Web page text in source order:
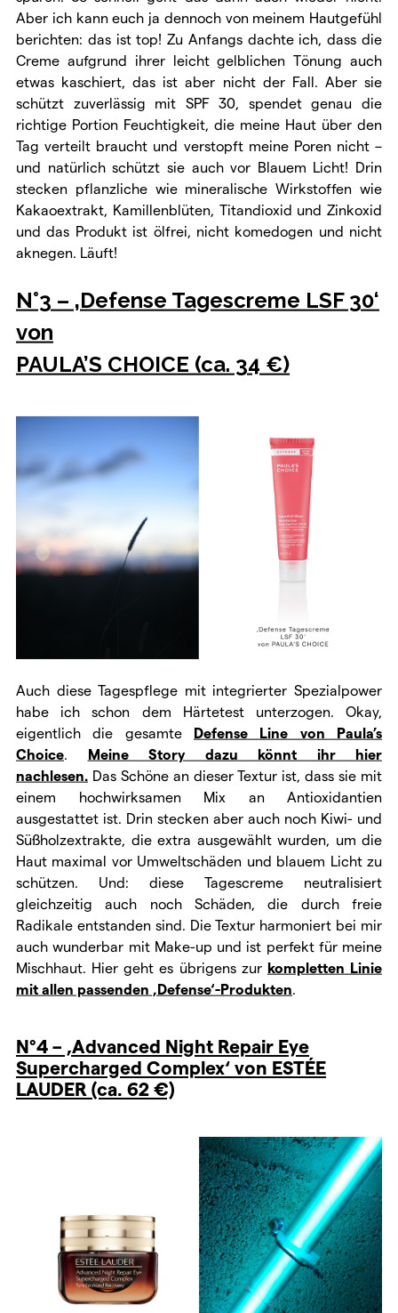
Aber ich kann euch ja dennoch von meinem Hautgefühl
berichten: das ist top! Zu Anfangs dachte ich, dass die
Creme aufgrund ihrer leicht gelblichen Tönung auch
etwas kaschiert, das ist aber nicht der Fall. Aber sie
schützt zuverlässig mit SPF 30, spendet genau die
richtige Portion Feuchtigkeit, die meine Haut über den
Tag verteilt braucht und verstopft meine Poren nicht –
und natürlich schützt sie auch vor Blauem Licht! Drin
stecken pflanzliche wie mineralische Wirkstoffen wie
Kakaoextrakt, Kamillenblüten, Titandioxid und Zinkoxid
und das Produkt ist ölfrei, nicht komedogen und nicht
aknegen. Läuft!
N°3 – ‚Defense Tagescreme LSF 30‘
von
PAULA’S CHOICE (ca. 34 €)
Auch diese Tagespflege mit integrierter Spezialpower
habe ich schon dem Härtetest unterzogen. Okay,
eigentlich die gesamte Defense Line von Paula’s
Choice. Meine Story dazu könnt ihr hier
nachlesen. Das Schöne an dieser Textur ist, dass sie mit
einem hochwirksamen Mix an Antioxidantien
ausgestattet ist. Drin stecken aber auch noch Kiwi- und
Süßholzextrakte, die extra ausgewählt wurden, um die
Haut maximal vor Umweltschäden und blauem Licht zu
schützen. Und: diese Tagescreme neutralisiert
gleichzeitig auch noch Schäden, die durch freie
Radikale entstanden sind. Die Textur harmoniert bei mir
auch wunderbar mit Make-up und ist perfekt für meine
Mischhaut. Hier geht es übrigens zur kompletten Linie
mit allen passenden ‚Defense‘-Produkten.
N°4 – ‚Advanced Night Repair Eye
Supercharged Complex‘ von ESTÉE
LAUDER (ca. 62 €)